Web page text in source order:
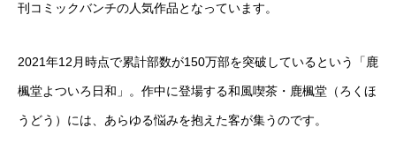
刊コミックバンチの人気作品となっています。
2021年12月時点で累計部数が150万部を突破しているという「鹿
楓堂よついろ日和」。作中に登場する和風喫茶・鹿楓堂（ろくほ
うどう）には、あらゆる悩みを抱えた客が集うのです。